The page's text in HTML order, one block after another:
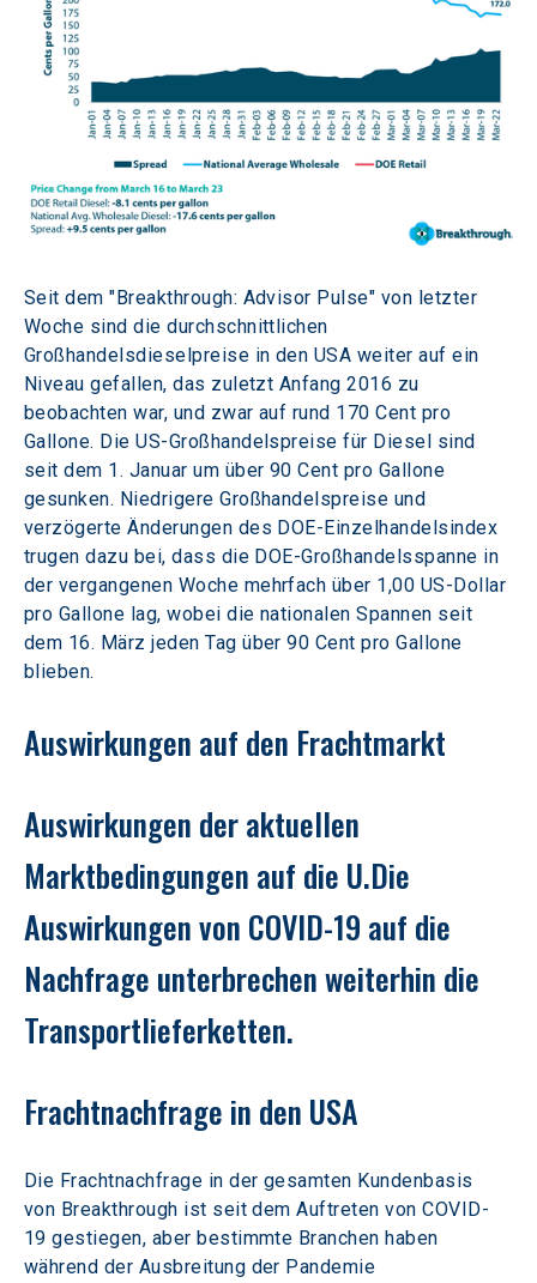
Seit dem "Breakthrough: Advisor Pulse" von letzter
Woche sind die durchschnittlichen
Großhandelsdieselpreise in den USA weiter auf ein
Niveau gefallen, das zuletzt Anfang 2016 zu
beobachten war, und zwar auf rund 170 Cent pro
Gallone. Die US-Großhandelspreise für Diesel sind
seit dem 1. Januar um über 90 Cent pro Gallone
gesunken. Niedrigere Großhandelspreise und
verzögerte Änderungen des DOE-Einzelhandelsindex
trugen dazu bei, dass die DOE-Großhandelsspanne in
der vergangenen Woche mehrfach über 1,00 US-Dollar
pro Gallone lag, wobei die nationalen Spannen seit
dem 16. März jeden Tag über 90 Cent pro Gallone
blieben.
Auswirkungen auf den Frachtmarkt
Auswirkungen der aktuellen
Marktbedingungen auf die U.Die
Auswirkungen von COVID-19 auf die
Nachfrage unterbrechen weiterhin die
Transportlieferketten.
Frachtnachfrage in den USA
Die Frachtnachfrage in der gesamten Kundenbasis
von Breakthrough ist seit dem Auftreten von COVID-
19 gestiegen, aber bestimmte Branchen haben
während der Ausbreitung der Pandemie